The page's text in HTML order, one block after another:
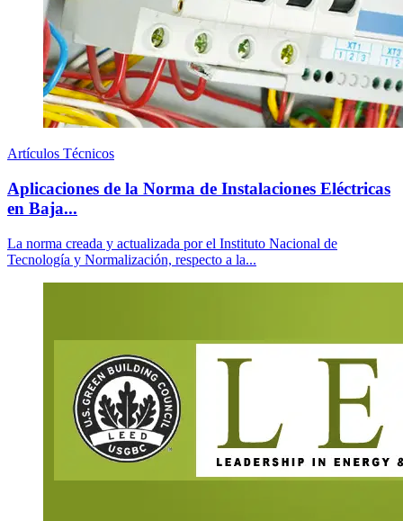
Artículos Técnicos
Aplicaciones de la Norma de Instalaciones Eléctricas
en Baja...
La norma creada y actualizada por el Instituto Nacional de
Tecnología y Normalización, respecto a la...